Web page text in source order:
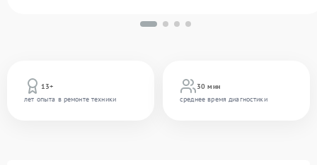
13+
лет опыта в ремонте техники
30 мин
среднее время диагностики